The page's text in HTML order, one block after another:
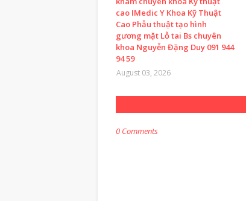
cao IMedic Y Khoa Kỹ Thuật
Cao Phẫu thuật tạo hình
gương mặt Lỗ tai Bs chuyên
khoa Nguyễn Đặng Duy 091 944
94 59
August 03, 2026
0 Comments